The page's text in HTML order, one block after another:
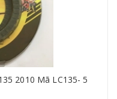
2010 Mã LC135- 5